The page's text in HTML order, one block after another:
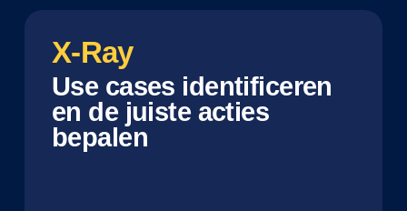
X-Ray
Use cases identificeren
en de juiste acties
bepalen